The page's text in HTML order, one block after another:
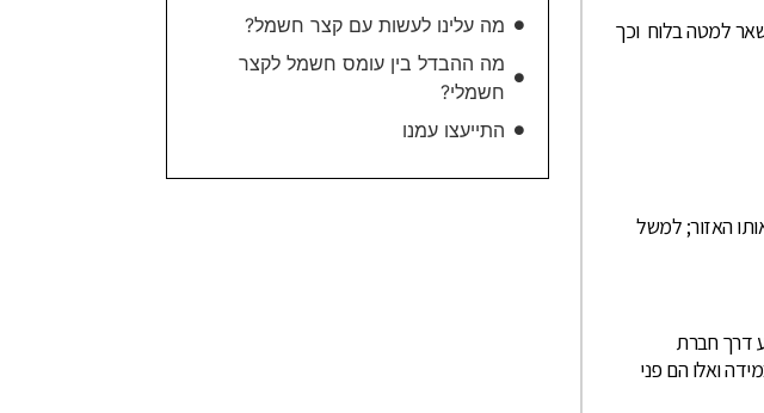
למטה בלוח וכך
האזור; למשל
אמפר באופן שלא בוצע דרך חברת
ואלו הם פני
מה עלינו לעשות עם קצר חשמל?
מה ההבדל בין עומס חשמל לקצר
חשמלי?
התייעצו עמנו